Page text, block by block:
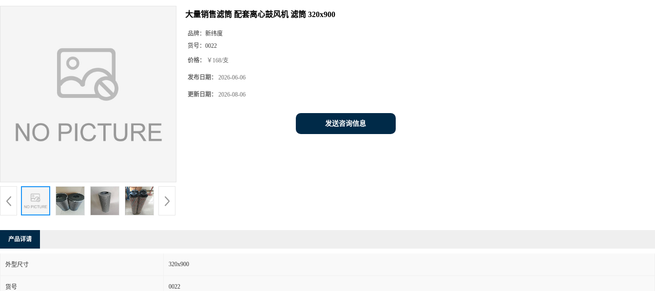
大量销售滤筒 配套离心鼓风机 滤筒 320x900
品牌： 新纬度
货号： 0022
价格： ￥168/支
发布日期： 2026-06-06
更新日期： 2026-08-06
发送咨询信息
产品详请
外型尺寸 320x900
货号 0022